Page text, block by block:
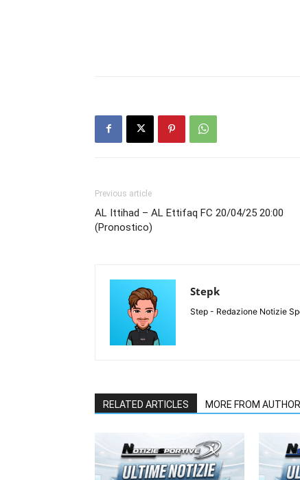
Previous article
AL Ittihad – AL Ettifaq FC 20/04/25 20:00
(Pronostico)
Stepk
Step - Redazione Notizie
RELATED ARTICLES MORE FROM AUTHOR